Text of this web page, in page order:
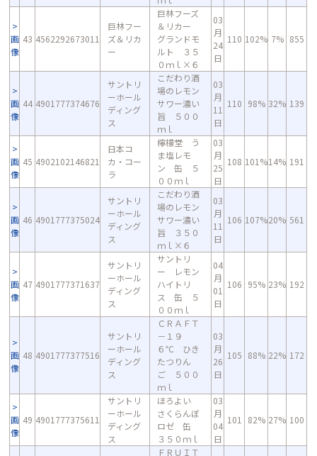
画
像
43 4562292673011
巨林フー
ズ＆リカ
ー
巨林フーズ
＆リカー
グランドモ
ルト ３５
０ｍｌ×６
03
月
24
日
110 102% 7% 855
画
像
44 4901777374676
サントリ
ーホール
ディング
ス
こだわり酒
場のレモン
サワー濃い
旨 ５００
ｍｌ
03
月
11
日
110 98% 32% 139
画
像
45 4902102146821
日本コ
カ・コー
ラ
檸檬堂 う
ま塩レモ
ン 缶 ５
００ｍｌ
03
月
25
日
108 101%14% 191
画
像
46 4901777375024
サントリ
ーホール
ディング
ス
こだわり酒
場のレモン
サワー濃い
旨 ３５０
ｍｌ×６
03
月
11
日
106 107%20% 561
画
像
47 4901777371637
サントリ
ーホール
ディング
ス
サントリ
ー レモン
ハイトリ
ス 缶 ５
００ｍｌ
04
月
01
日
106 95% 23% 192
画
像
48 4901777377516
サントリ
ーホール
ディング
ス
ＣＲＡＦＴ
－１９
６℃ ひき
たつりん
ご ５００
ｍｌ
03
月
26
日
105 88% 22% 172
画
像
49 4901777375611
サントリ
ーホール
ディング
ス
ほろよい
さくらんぼ
ロゼ 缶
３５０ｍｌ
03
月
04
日
101 82% 27% 100
ＦＲＵＩＴ